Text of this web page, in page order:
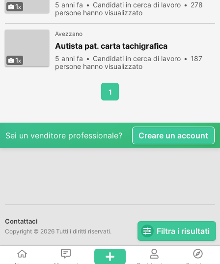
Filtra i risultati
1 5 anni fa Candidati in cerca di lavoro
278
persone hanno visualizzato
1
Avezzano
Autista pat. carta tachigrafica
5 anni fa Candidati in cerca di lavoro
187
persone hanno visualizzato
1
Sei un venditore professionale? Creare un account
Contattaci
Copyright © 2026 Tutti i diritti riservati.